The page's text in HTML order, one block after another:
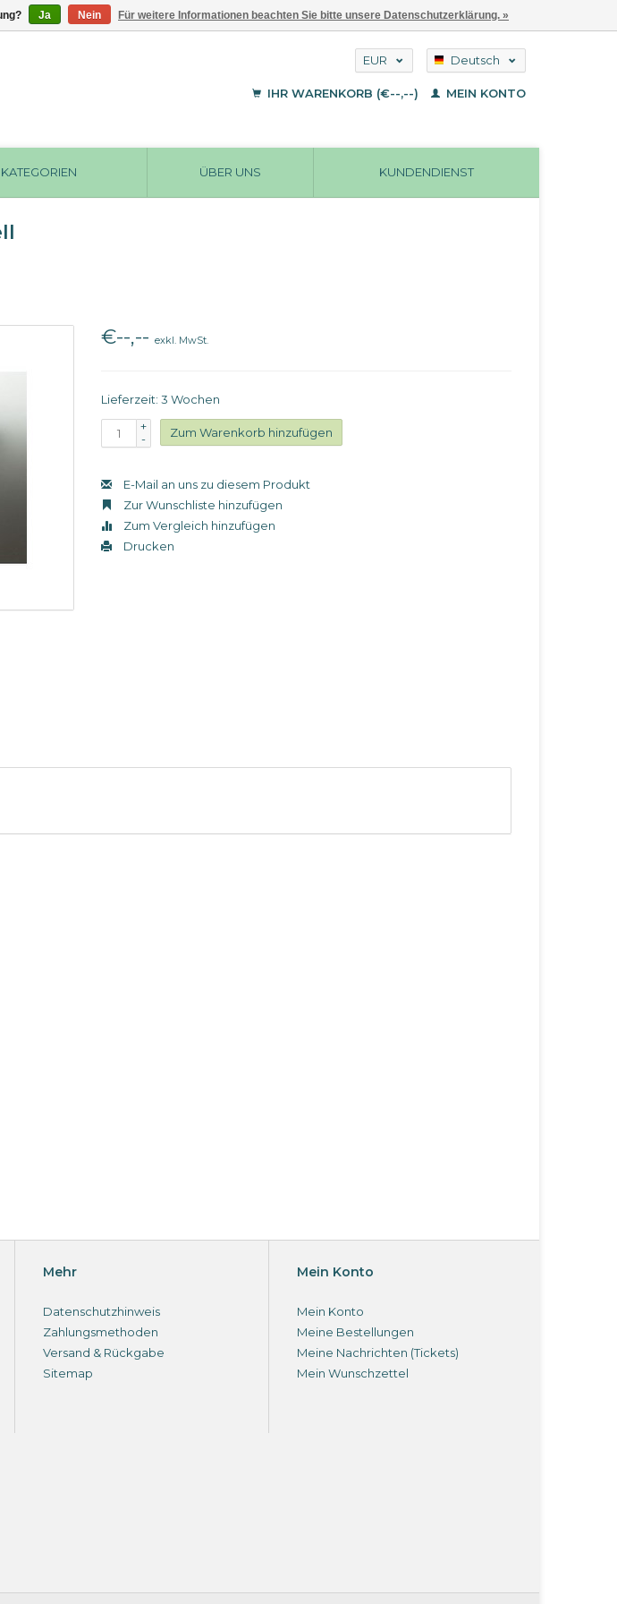
EUR
USD
Deutsch
Français
IHR WARENKORB (€--,--) MEIN KONTO
ÜBER UNS KUNDENDIENST
€--,--exkl. MwSt.
Lieferzeit: 3 Wochen
+
-
Zum Warenkorb hinzufügen
E-Mail an uns zu diesem Produkt
Zur Wunschliste hinzufügen
Zum Vergleich hinzufügen
Drucken
Mehr
Datenschutzhinweis
Zahlungsmethoden
Versand & Rückgabe
Sitemap
Mein Konto
Mein Konto
Meine Bestellungen
Meine Nachrichten (Tickets)
Mein Wunschzettel
Ja Nein Für weitere Informationen beachten Sie bitte unsere Datenschutzerklärung. »